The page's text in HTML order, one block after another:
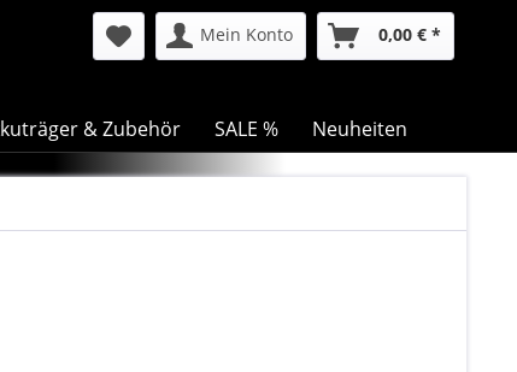
Mein Konto 0,00 € *
& Zubehör SALE % Neuheiten